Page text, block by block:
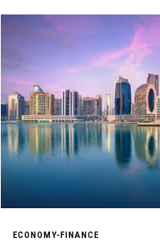
ECONOMY-FINANCE